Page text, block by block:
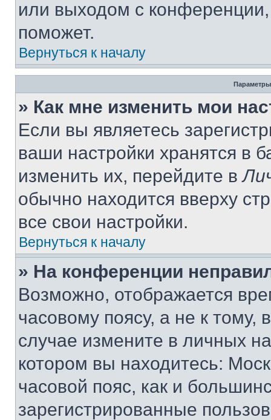
или выходом с
поможет.
Вернуться к началу
Параметры
» Как мне изменить мои
Если вы являетесь
ваши настройки хранятся в
изменить их, перейдите в
обычно находится вверху
все свои настройки.
Вернуться к началу
» На конференции
Возможно, отображается
часовому поясу, а не к тому,
случае измените в личных
котором вы находитесь:
часовой пояс, как и
зарегистрированные